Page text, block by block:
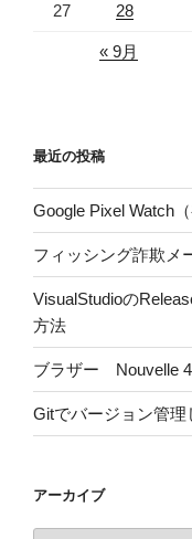
27 28
« 9月
最近の投稿
Google Pixel Watch
フィッシング詐欺メ
VisualStudioの
方法
ブラザー Nouvelle
Gitでバージョン管理
アーカイブ